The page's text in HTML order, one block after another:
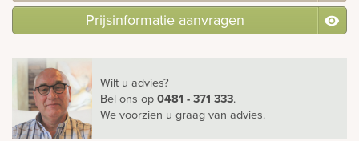
Prijsinformatie aanvragen
Wilt u advies?
Bel ons op0481 - 371 333.
We voorzien u graag van advies.